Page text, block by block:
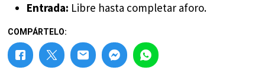
Entrada: Libre hasta completar aforo.
COMPÁRTELO: